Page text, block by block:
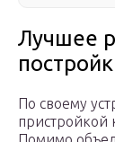
Лучшее
По своему
пристройкой